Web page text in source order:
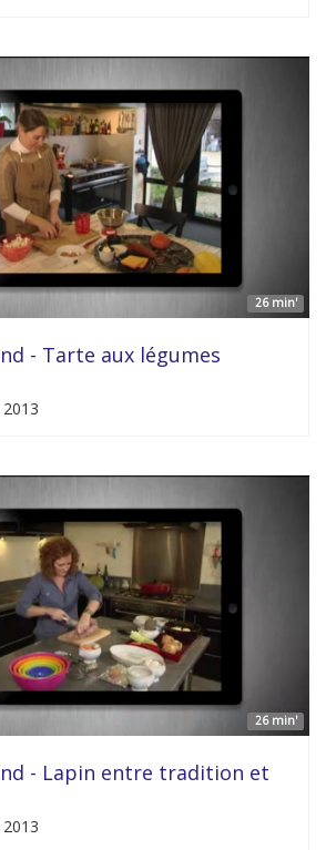
26 min'
- Tarte aux légumes
26 min'
- Lapin entre tradition et